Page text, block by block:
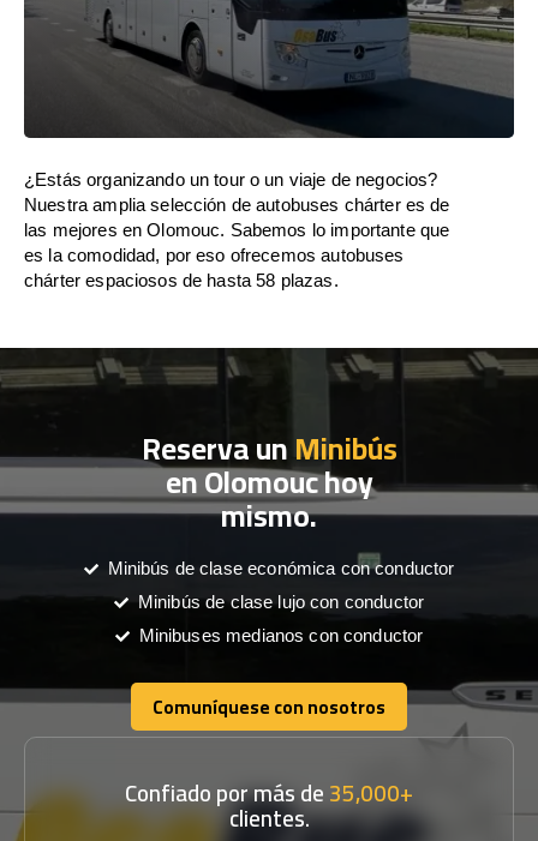
¿Estás organizando un tour o un viaje de negocios?
Nuestra amplia selección de autobuses chárter es de
las mejores en Olomouc. Sabemos lo importante que
es la comodidad, por eso ofrecemos autobuses
chárter espaciosos de hasta 58 plazas.
Reserva unMinibús
en Olomouc hoy
mismo.
Minibús de clase económica con conductor
Minibús de clase lujo con conductor
Minibuses medianos con conductor
Comuníquese con nosotros
Comuníquese con nosotros
Confiado por más de35,000+
clientes.